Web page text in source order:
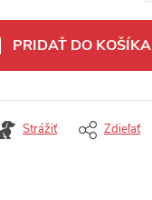
PRIDAŤ DO KOŠÍKA
Strážiť Zdieľať